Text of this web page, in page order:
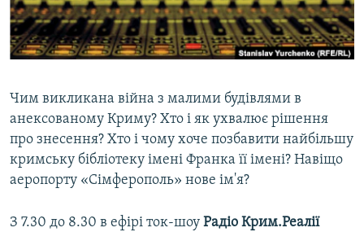
ВІДЕОУРОКИ «ELIFBE»
СВІДЧЕННЯ ОКУПАЦІЇ
Русский
Qırımtatar
Усі сайти RFE/RL
Чим викликана війна з малими будівлями в
анексованому Криму? Хто і як ухвалює рішення
про знесення? Хто і чому хоче позбавити найбільшу
кримську бібліотеку імені Франка її імені? Навіщо
аеропорту «Сімферополь» нове ім'я?
З 7.30 до 8.30 в ефірі ток-шоу Радіо Крим.Реалії